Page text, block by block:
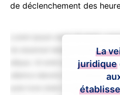
de déclenchement des
Lorem ipsum dolor sit amet,
do eiusmod tempor incididunt ut
aliqua. Ut enim ad minim
ullamco laboris nisi ut aliquip ex
aute irure dolor in reprehenderit
La
juridique